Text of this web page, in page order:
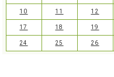
10 11 12
17 18 19
24 25 26